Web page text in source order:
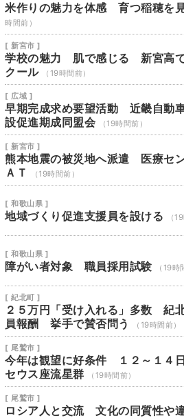
米作りの魅力を体感 育つ稲穂を
時間前）
[ 新宮市 ]
学校の魅力 肌で感じる 新宮高
クール
（19時間前）
[ 広域 ]
早期完成求め要望活動 近畿自動
設促進期成同盟会
（19時間前）
[ 新宮市 ]
熊本地震の被災地へ派遣 医療セ
ＡＴ
（19時間前）
[ 和歌山県 ]
地域づくり促進支援員を設ける （
[ 和歌山県 ]
障がい者対象 職員採用試験 （19時
[ 紀北町 ]
２５万円「受け入れる」多数 紀
員報酬 挙手で賛否問う
（19時間前）
[ 尾鷲市 ]
今年は観望に好条件 １２～１４
セウス座流星群
（19時間前）
[ 尾鷲市 ]
ロシア人と交流 文化の同質性や